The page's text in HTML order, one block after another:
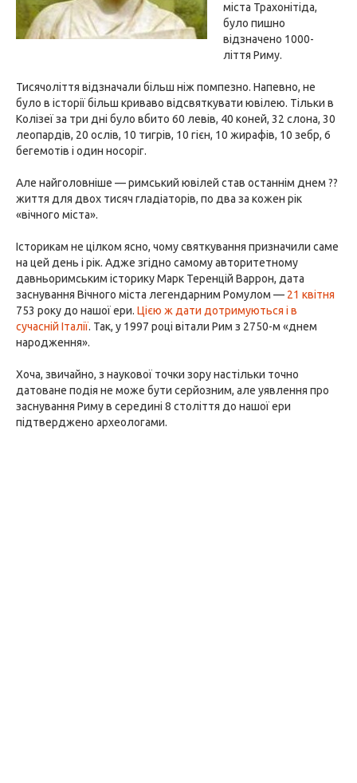
міста Трахонітіда,
було пишно
відзначено 1000-
ліття Риму.
Тисячоліття відзначали більш ніж помпезно. Напевно, не
було в історії більш криваво відсвяткувати ювілею. Тільки в
Колізеї за три дні було вбито 60 левів, 40 коней, 32 слона, 30
леопардів, 20 ослів, 10 тигрів, 10 гієн, 10 жирафів, 10 зебр, 6
бегемотів і один носоріг.
Але найголовніше — римський ювілей став останнім днем ??
життя для двох тисяч гладіаторів, по два за кожен рік
«вічного міста».
Історикам не цілком ясно, чому святкування призначили саме
на цей день і рік. Адже згідно самому авторитетному
давньоримським історику Марк Теренцій Варрон, дата
заснування Вічного міста легендарним Ромулом — 21 квітня
753 року до нашої ери. Цією ж дати дотримуються і в
сучасній Італії. Так, у 1997 році вітали Рим з 2750-м «днем
народження».
Хоча, звичайно, з наукової точки зору настільки точно
датоване подія не може бути серйозним, але уявлення про
заснування Риму в середині 8 століття до нашої ери
підтверджено археологами.